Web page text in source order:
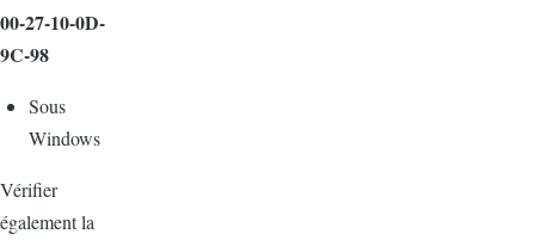
00-27-10-0D-
9C-98
Sous
Windows
Vérifier
également la